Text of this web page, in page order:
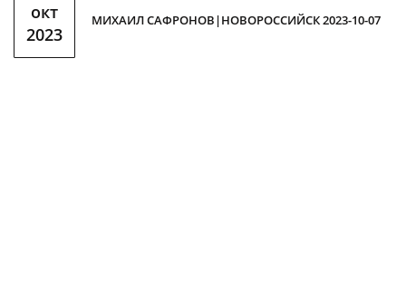
окт
2023
МИХАИЛ САФРОНОВ|НОВОРОССИЙСК 2023-10-07